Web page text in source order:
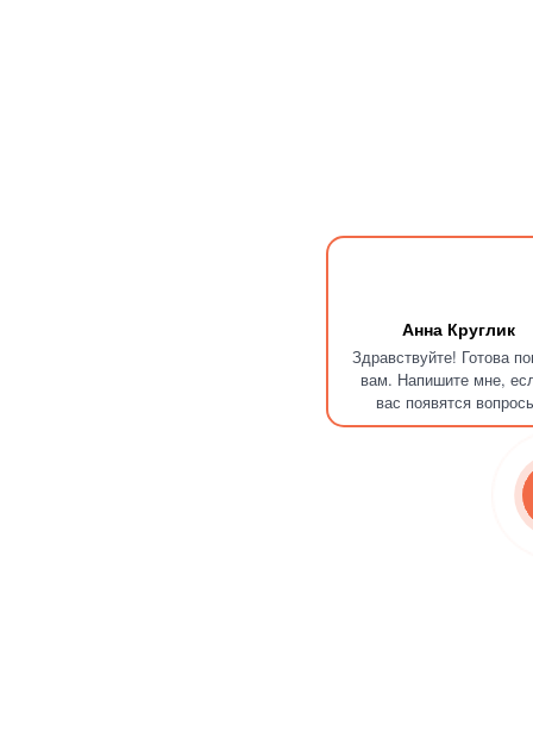
Анна Круглик
Здравствуйте! Готова
вам. Напишите мне,
вас появятся